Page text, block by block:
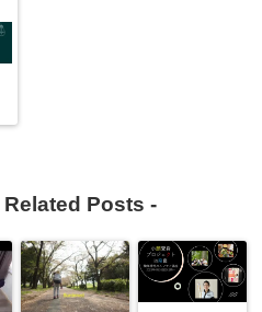
Related Posts -